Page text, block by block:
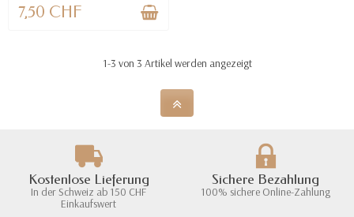
7,50 CHF
1-3 von 3 Artikel werden angezeigt
Kostenlose Lieferung
In der Schweiz ab 150 CHF
Einkaufswert
Sichere Bezahlung
100% sichere Online-Zahlung